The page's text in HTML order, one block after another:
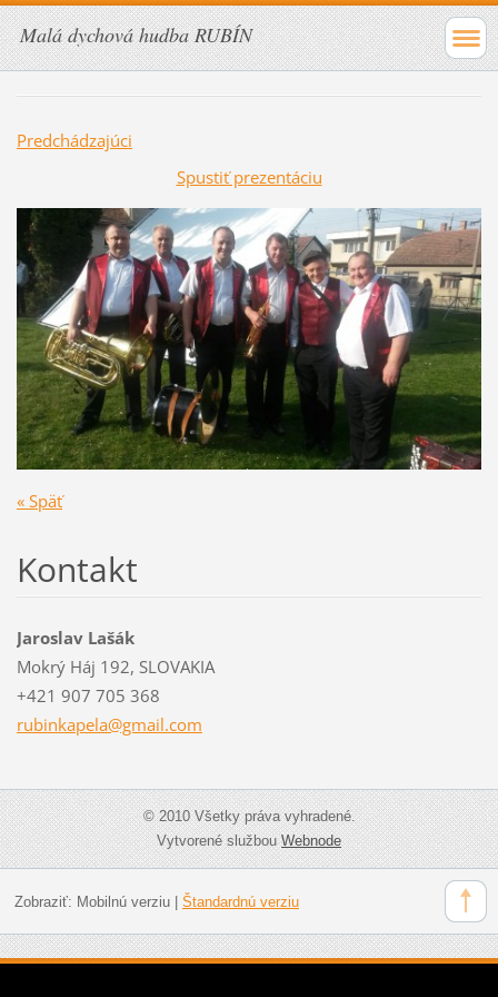
Malá dychová hudba RUBÍN
Predchádzajúci
Spustiť prezentáciu
« Späť
Kontakt
Jaroslav Lašák
Mokrý Háj 192, SLOVAKIA
+421 907 705 368
rubinkapela@gmail.com
© 2010 Všetky práva vyhradené.
Vytvorené službouWebnode
Zobraziť: Mobilnú verziu| Štandardnú verziu